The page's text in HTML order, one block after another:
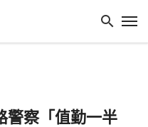
警察「值勤一半